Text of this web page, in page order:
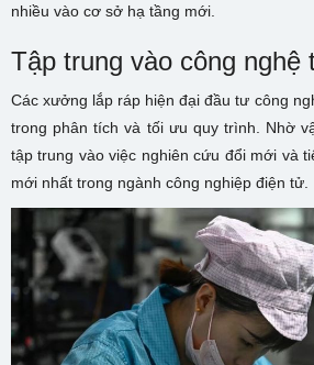
nhiều vào cơ sở hạ tầng mới.
Tập trung vào công nghệ
Các xưởng lắp ráp hiện đại đầu tư công
trong phân tích và tối ưu quy trình. Nhờ
tập trung vào việc nghiên cứu đổi mới và
mới nhất trong ngành công nghiệp điện tử.